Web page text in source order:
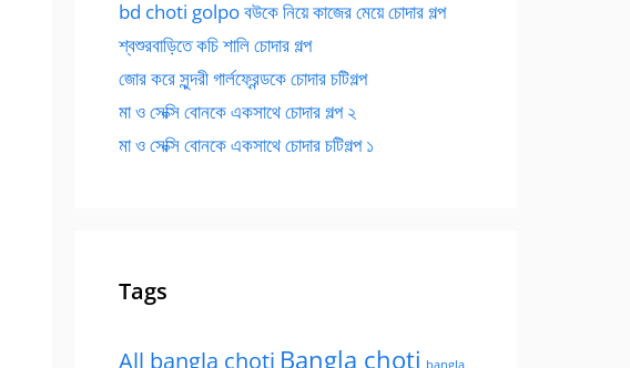
bd choti golpo বউকে নিয়ে কাজের মেয়ে চোদার গল্প
শ্বশুরবাড়িতে কচি শালি চোদার গল্প
জোর করে সুন্দরী গার্লফ্রেন্ডকে চোদার চটিগল্প
মা ও সেক্সি বোনকে একসাথে চোদার গল্প ২
মা ও সেক্সি বোনকে একসাথে চোদার চটিগল্প ১
Tags
All bangla choti Bangla choti bangla